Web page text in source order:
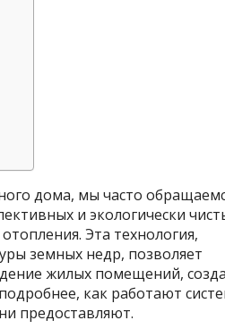
дома, мы часто
и экологически
Эта технология,
земных недр, позволяет
жилых помещений,
как работают
предоставляют.